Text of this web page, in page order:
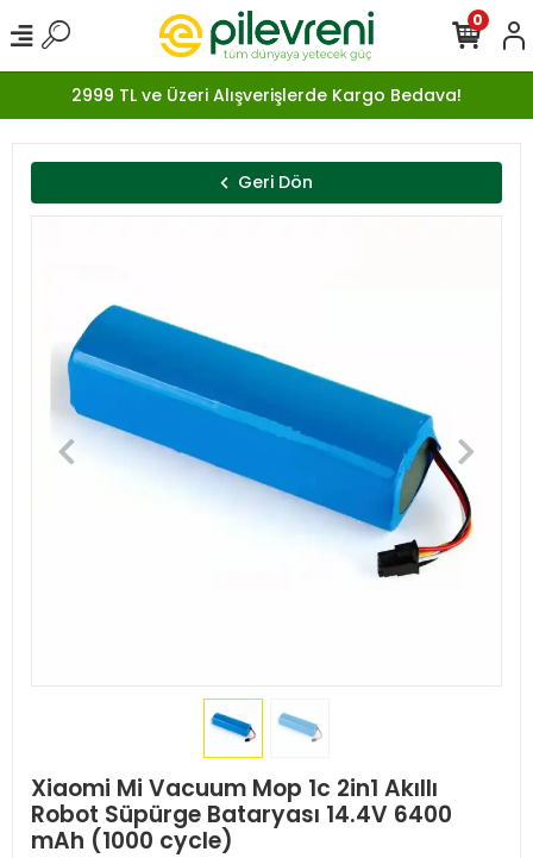
2999 TL ve Üzeri Alışverişlerde Kargo Bedava!
0
Geri Dön
Xiaomi Mi Vacuum Mop 1c 2in1 Akıllı
Robot Süpürge Bataryası 14.4V 6400
mAh (1000 cycle)